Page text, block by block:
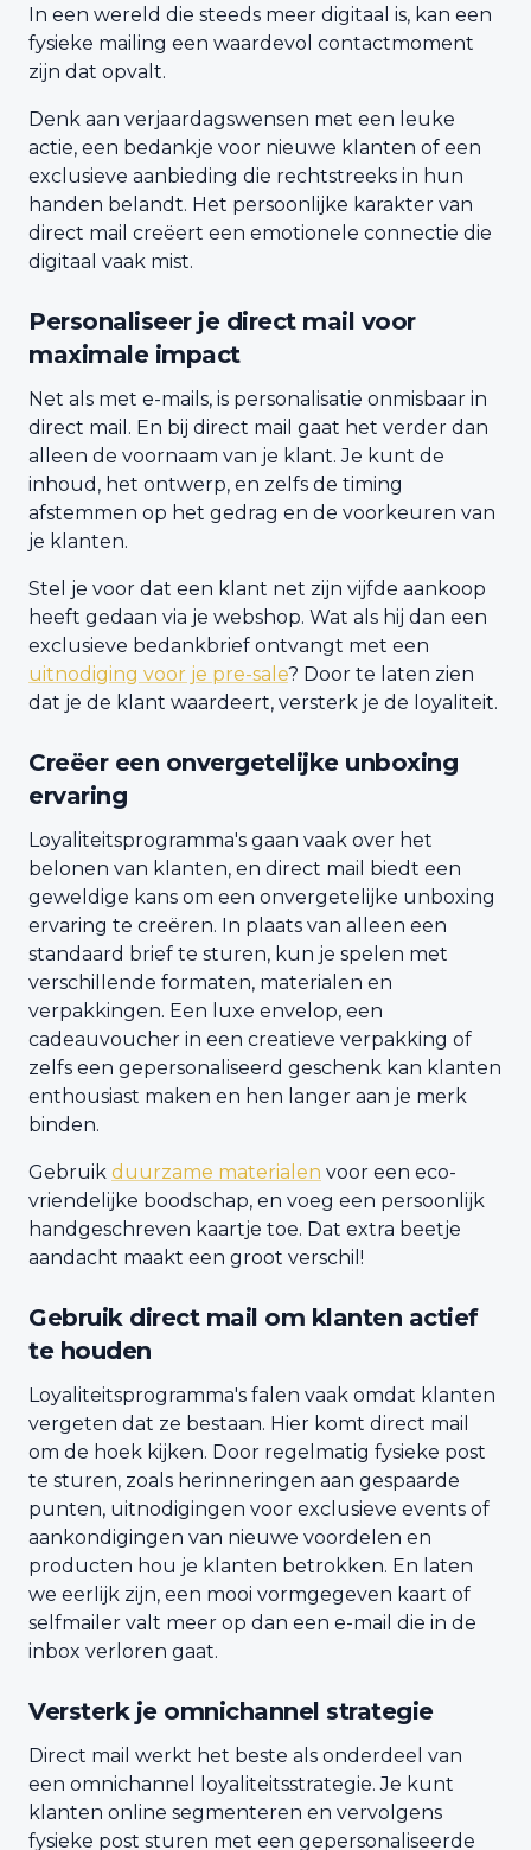
In een wereld die steeds meer digitaal is, kan een
fysieke mailing een waardevol contactmoment
zijn dat opvalt.
Denk aan verjaardagswensen met een leuke
actie, een bedankje voor nieuwe klanten of een
exclusieve aanbieding die rechtstreeks in hun
handen belandt. Het persoonlijke karakter van
direct mail creëert een emotionele connectie die
digitaal vaak mist.
Personaliseer je direct mail voor
maximale impact
Net als met e-mails, is personalisatie onmisbaar in
direct mail. En bij direct mail gaat het verder dan
alleen de voornaam van je klant. Je kunt de
inhoud, het ontwerp, en zelfs de timing
afstemmen op het gedrag en de voorkeuren van
je klanten.
Stel je voor dat een klant net zijn vijfde aankoop
heeft gedaan via je webshop. Wat als hij dan een
exclusieve bedankbrief ontvangt met een
uitnodiging voor je pre-sale? Door te laten zien
dat je de klant waardeert, versterk je de loyaliteit.
Creëer een onvergetelijke unboxing
ervaring
Loyaliteitsprogramma's gaan vaak over het
belonen van klanten, en direct mail biedt een
geweldige kans om een onvergetelijke unboxing
ervaring te creëren. In plaats van alleen een
standaard brief te sturen, kun je spelen met
verschillende formaten, materialen en
verpakkingen. Een luxe envelop, een
cadeauvoucher in een creatieve verpakking of
zelfs een gepersonaliseerd geschenk kan klanten
enthousiast maken en hen langer aan je merk
binden.
Gebruik duurzame materialen voor een eco-
vriendelijke boodschap, en voeg een persoonlijk
handgeschreven kaartje toe. Dat extra beetje
aandacht maakt een groot verschil!
Gebruik direct mail om klanten actief
te houden
Loyaliteitsprogramma's falen vaak omdat klanten
vergeten dat ze bestaan. Hier komt direct mail
om de hoek kijken. Door regelmatig fysieke post
te sturen, zoals herinneringen aan gespaarde
punten, uitnodigingen voor exclusieve events of
aankondigingen van nieuwe voordelen en
producten hou je klanten betrokken. En laten
we eerlijk zijn, een mooi vormgegeven kaart of
selfmailer valt meer op dan een e-mail die in de
inbox verloren gaat.
Versterk je omnichannel strategie
Direct mail werkt het beste als onderdeel van
een omnichannel loyaliteitsstrategie. Je kunt
klanten online segmenteren en vervolgens
fysieke post sturen met een gepersonaliseerde